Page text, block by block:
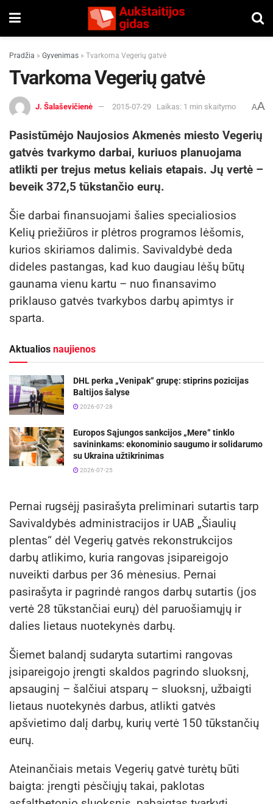
Pradžia » Gyvenimas » Tvarkoma Vegerių gatvė
Tvarkoma Vegerių gatvė
J. Šalaševičienė 2015-07-29 Laikas: 1 min skaitymo AA
Pasistūmėjo Naujosios Akmenės miesto Vegerių
gatvės tvarkymo darbai, kuriuos planuojama
atlikti per trejus metus keliais etapais. Jų vertė –
beveik 372,5 tūkstančio eurų.
Šie darbai finansuojami šalies specialiosios
Kelių priežiūros ir plėtros programos lėšomis,
kurios skiriamos dalimis. Savivaldybė deda
dideles pastangas, kad kuo daugiau lėšų būtų
gaunama vienu kartu – nuo finansavimo
priklauso gatvės tvarkybos darbų apimtys ir
sparta.
Aktualios naujienos
DHL perka „Venipak“ grupę: stiprins pozicijas
Baltijos šalyse
2026-07-28
Europos Sąjungos sankcijos „Mere“ tinklo
savininkams: ekonominio saugumo ir solidarumo
su Ukraina užtikrinimas
2026-07-25
Pernai rugsėjį pasirašyta preliminari sutartis tarp
Savivaldybės administracijos ir UAB „Šiaulių
plentas“ dėl Vegerių gatvės rekonstrukcijos
darbų atlikimo, kuria rangovas įsipareigojo
nuveikti darbus per 36 mėnesius. Pernai
pasirašyta ir pagrindė rangos darbų sutartis (jos
vertė 28 tūkstančiai eurų) dėl paruošiamųjų ir
dalies lietaus nuotekynės darbų.
Šiemet balandį sudaryta sutartimi rangovas
įsipareigojo įrengti skaldos pagrindo sluoksnį,
apsauginį – šalčiui atsparų – sluoksnį, užbaigti
lietaus nuotekynės darbus, atlikti gatvės
apšvietimo dalį darbų, kurių vertė 150 tūkstančių
eurų.
Ateinančiais metais Vegerių gatvė turėtų būti
baigta: įrengti pėsčiųjų takai, paklotas